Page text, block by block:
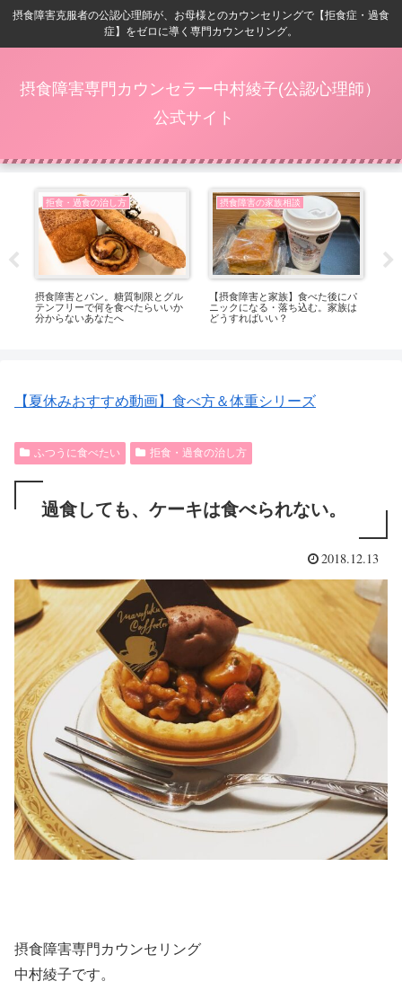
摂食障害克服者の公認心理師が、お母様とのカウンセリングで【拒食症・過食
症】をゼロに導く専門カウンセリング。
摂食障害専門カウンセラー中村綾子(公認心理師）
公式サイト
拒食・過食の治し方
摂食障害とパン。糖質制限とグル
テンフリーで何を食べたらいいか
分からないあなたへ
摂食障害の家族相談
【摂食障害と家族】食べた後にパ
ニックになる・落ち込む。家族は
どうすればいい？
【夏休みおすすめ動画】食べ方＆体重シリーズ
ふつうに食べたい 拒食・過食の治し方
過食しても、ケーキは食べられない。
2018.12.13
摂食障害専門カウンセリング
中村綾子です。